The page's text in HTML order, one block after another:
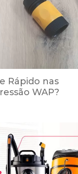
Rápido nas
WAP?